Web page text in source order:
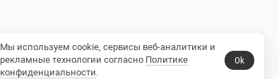
Мы используем cookie, сервисы веб-аналитики и
рекламные технологии согласно Политике
конфиденциальности.
Ok